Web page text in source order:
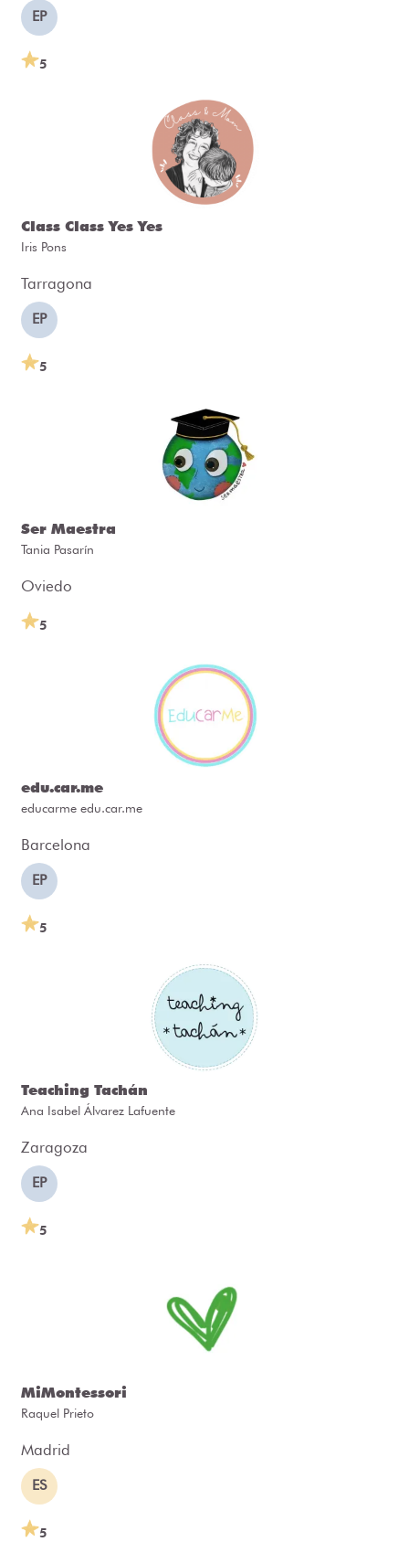
EP
5
Class Class Yes Yes
Iris Pons
Tarragona
EP
5
Ser Maestra
Tania Pasarín
Oviedo
5
edu.car.me
educarme edu.car.me
Barcelona
EP
5
Teaching Tachán
Ana Isabel Álvarez Lafuente
Zaragoza
EP
5
MiMontessori
Raquel Prieto
Madrid
ES
5